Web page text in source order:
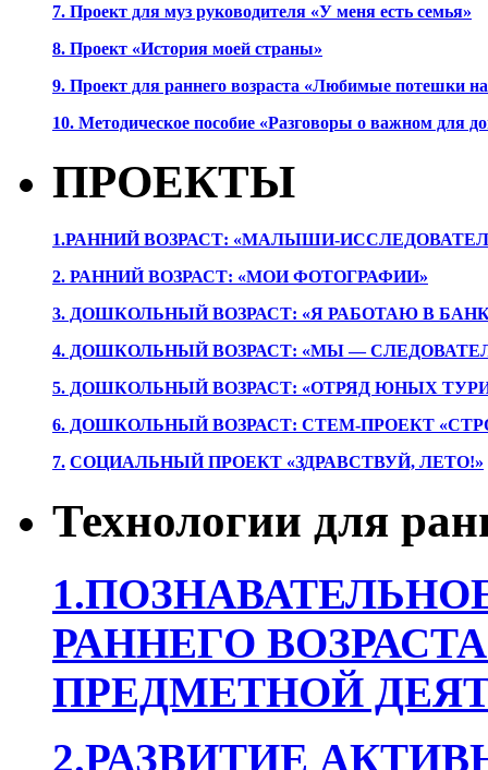
7. Проект для муз руководителя «У меня есть семья»
8. Проект «История моей страны»
9. Проект для раннего возраста «Любимые потешки
10. Методическое пособие «Разговоры о важном для
ПРОЕКТЫ
1.РАННИЙ ВОЗРАСТ: «МАЛЫШИ-
2. РАННИЙ ВОЗРАСТ: «МОИ ФОТОГРАФИИ»
3. ДОШКОЛЬНЫЙ ВОЗРАСТ: «Я РАБОТАЮ В
4. ДОШКОЛЬНЫЙ ВОЗРАСТ: «МЫ —
5. ДОШКОЛЬНЫЙ ВОЗРАСТ: «ОТРЯД ЮНЫХ
6. ДОШКОЛЬНЫЙ ВОЗРАСТ: СТЕМ-ПРОЕКТ
7. СОЦИАЛЬНЫЙ ПРОЕКТ «ЗДРАВСТВУЙ, ЛЕТО!»
Технологии для
РАННЕГО
ПРЕДМЕТНОЙ
2.РАЗВИТИЕ